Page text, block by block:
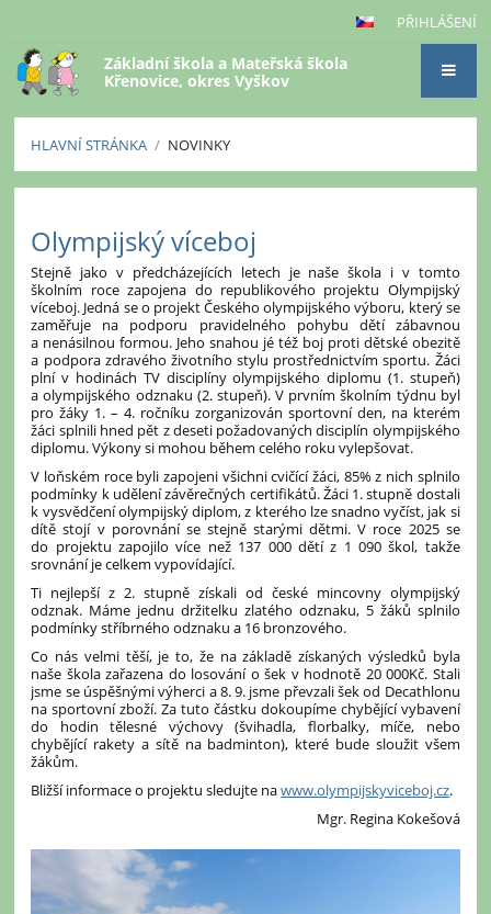
PŘIHLÁŠENÍ
Základní škola a Mateřská škola
Křenovice, okres Vyškov
HLAVNÍ STRÁNKA / NOVINKY
Olympijský víceboj
Stejně jako v předcházejících letech je naše škola i v tomto
školním roce zapojena do republikového projektu Olympijský
víceboj. Jedná se o projekt Českého olympijského výboru, který se
zaměřuje na podporu pravidelného pohybu dětí zábavnou
a nenásilnou formou. Jeho snahou jé též boj proti dětské obezitě
a podpora zdravého životního stylu prostřednictvím sportu. Žáci
plní v hodinách TV disciplíny olympijského diplomu (1. stupeň)
a olympijského odznaku (2. stupeň). V prvním školním týdnu byl
pro žáky 1. – 4. ročníku zorganizován sportovní den, na kterém
žáci splnili hned pět z deseti požadovaných disciplín olympijského
diplomu. Výkony si mohou během celého roku vylepšovat.
V loňském roce byli zapojeni všichni cvičící žáci, 85% z nich splnilo
podmínky k udělení závěrečných certifikátů. Žáci 1. stupně dostali
k vysvědčení olympijský diplom, z kterého lze snadno vyčíst, jak si
dítě stojí v porovnání se stejně starými dětmi. V roce 2025 se
do projektu zapojilo více než 137 000 dětí z 1 090 škol, takže
srovnání je celkem vypovídající.
Ti nejlepší z 2. stupně získali od české mincovny olympijský
odznak. Máme jednu držitelku zlatého odznaku, 5 žáků splnilo
podmínky stříbrného odznaku a 16 bronzového.
Co nás velmi těší, je to, že na základě získaných výsledků byla
naše škola zařazena do losování o šek v hodnotě 20 000Kč. Stali
jsme se úspěšnými výherci a 8. 9. jsme převzali šek od Decathlonu
na sportovní zboží. Za tuto částku dokoupíme chybějící vybavení
do hodin tělesné výchovy (švihadla, florbalky, míče, nebo
chybějící rakety a sítě na badminton), které bude sloužit všem
žákům.
Bližší informace o projektu sledujte nawww.olympijskyviceboj.cz.
Mgr. Regina Kokešová